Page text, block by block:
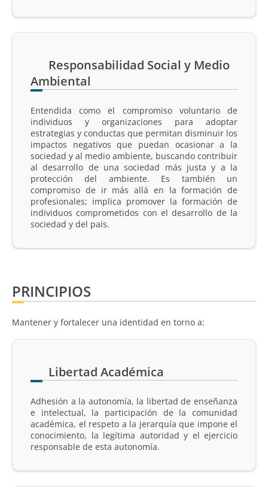
Responsabilidad Social y Medio
Ambiental
Entendida como el compromiso voluntario de
individuos y organizaciones para adoptar
estrategias y conductas que permitan disminuir los
impactos negativos que puedan ocasionar a la
sociedad y al medio ambiente, buscando contribuir
al desarrollo de una sociedad más justa y a la
protección del ambiente. Es también un
compromiso de ir más allá en la formación de
profesionales; implica promover la formación de
individuos comprometidos con el desarrollo de la
sociedad y del país.
PRINCIPIOS
Mantener y fortalecer una identidad en torno a:
Libertad Académica
Adhesión a la autonomía, la libertad de enseñanza
e intelectual, la participación de la comunidad
académica, el respeto a la jerarquía que impone el
conocimiento, la legítima autoridad y el ejercicio
responsable de esta autonomía.